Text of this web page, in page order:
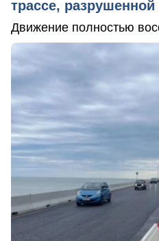
трассе,
Движение полностью